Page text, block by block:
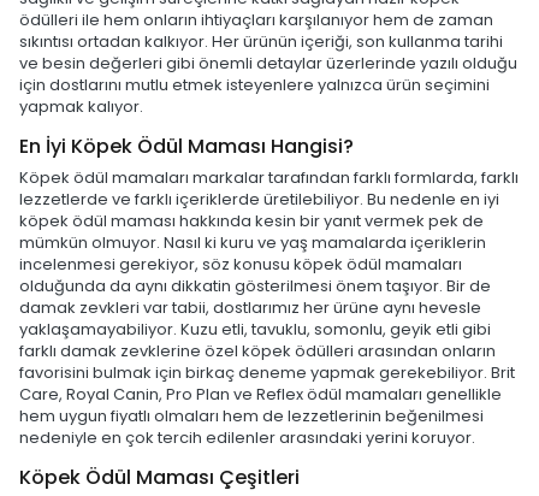
ödülleri ile hem onların ihtiyaçları karşılanıyor hem de zaman
sıkıntısı ortadan kalkıyor. Her ürünün içeriği, son kullanma tarihi
ve besin değerleri gibi önemli detaylar üzerlerinde yazılı olduğu
için dostlarını mutlu etmek isteyenlere yalnızca ürün seçimini
yapmak kalıyor.
En İyi Köpek Ödül Maması Hangisi?
Köpek ödül mamaları markalar tarafından farklı formlarda, farklı
lezzetlerde ve farklı içeriklerde üretilebiliyor. Bu nedenle en iyi
köpek ödül maması hakkında kesin bir yanıt vermek pek de
mümkün olmuyor. Nasıl ki kuru ve yaş mamalarda içeriklerin
incelenmesi gerekiyor, söz konusu köpek ödül mamaları
olduğunda da aynı dikkatin gösterilmesi önem taşıyor. Bir de
damak zevkleri var tabii, dostlarımız her ürüne aynı hevesle
yaklaşamayabiliyor. Kuzu etli, tavuklu, somonlu, geyik etli gibi
farklı damak zevklerine özel köpek ödülleri arasından onların
favorisini bulmak için birkaç deneme yapmak gerekebiliyor. Brit
Care, Royal Canin, Pro Plan ve Reflex ödül mamaları genellikle
hem uygun fiyatlı olmaları hem de lezzetlerinin beğenilmesi
nedeniyle en çok tercih edilenler arasındaki yerini koruyor.
Köpek Ödül Maması Çeşitleri